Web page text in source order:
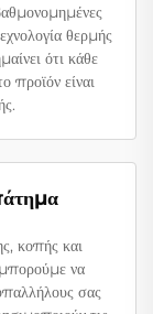
θερμής
ότι κάθε
προϊόν είναι
κοπής και
μπορούμε να
σας